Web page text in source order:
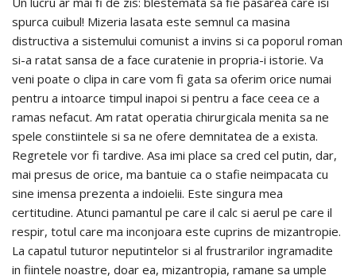
spurca cuibul! Mizeria lasata este semnul ca masina
distructiva a sistemului comunist a invins si ca poporul roman
si-a ratat sansa de a face curatenie in propria-i istorie. Va
veni poate o clipa in care vom fi gata sa oferim orice numai
pentru a intoarce timpul inapoi si pentru a face ceea ce a
ramas nefacut. Am ratat operatia chirurgicala menita sa ne
spele constiintele si sa ne ofere demnitatea de a exista.
Regretele vor fi tardive. Asa imi place sa cred cel putin, dar,
mai presus de orice, ma bantuie ca o stafie neimpacata cu
sine imensa prezenta a indoielii. Este singura mea
certitudine. Atunci pamantul pe care il calc si aerul pe care il
respir, totul care ma inconjoara este cuprins de mizantropie.
La capatul tuturor neputintelor si al frustrarilor ingramadite
in fiintele noastre, doar ea, mizantropia, ramane sa umple